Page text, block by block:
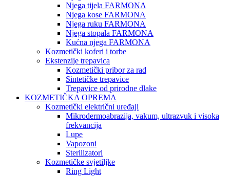
Njega tijela FARMONA
Njega kose FARMONA
Njega ruku FARMONA
Njega stopala FARMONA
Kućna njega FARMONA
Kozmetički koferi i torbe
Ekstenzije trepavica
Kozmetički pribor za rad
Sintetičke trepavice
Trepavice od prirodne dlake
KOZMETIČKA OPREMA
Kozmetički električni uređaji
Mikrodermoabrazija, vakum, ultrazvuk i visoka
frekvancija
Lupe
Vapozoni
Sterilizatori
Kozmetičke svjetiljke
Ring Light